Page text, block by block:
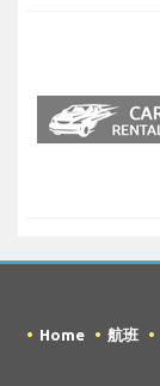
Home 航班